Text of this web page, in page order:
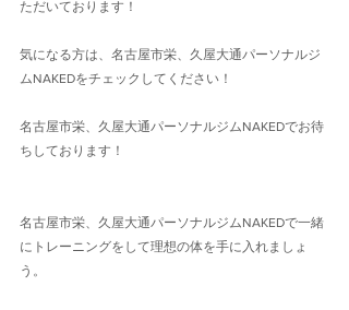
ただいております！
気になる方は、名古屋市栄、久屋大通パーソナルジ
ムNAKEDをチェックしてください！
名古屋市栄、久屋大通パーソナルジムNAKEDでお待
ちしております！
名古屋市栄、久屋大通パーソナルジムNAKEDで一緒
にトレーニングをして理想の体を手に入れましょ
う。